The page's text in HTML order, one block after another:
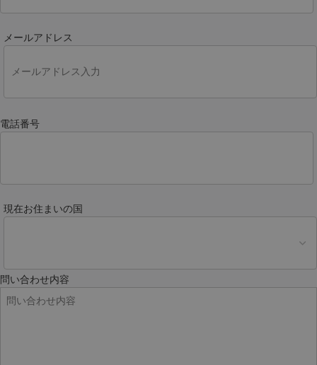
メールアドレス
電話番号
現在お住まいの国
問い合わせ内容